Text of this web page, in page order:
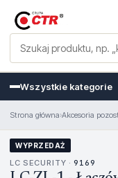
Wszystkie kategorie
Strona główna›Akcesoria
WYPRZEDAŻ
LC SECURITY · 9169